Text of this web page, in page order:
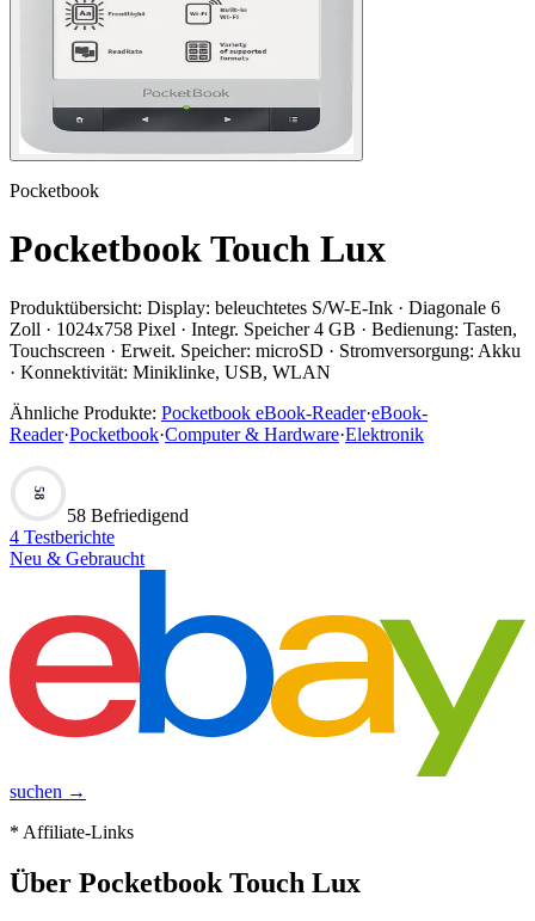
Pocketbook
Pocketbook Touch Lux
Produktübersicht: Display: beleuchtetes S/W-E-Ink · Diagonale 6
Zoll · 1024x758 Pixel · Integr. Speicher 4 GB · Bedienung: Tasten,
Touchscreen · Erweit. Speicher: microSD · Stromversorgung: Akku
· Konnektivität: Miniklinke, USB, WLAN
Ähnliche Produkte: Pocketbook eBook-Reader·eBook-
Reader·Pocketbook·Computer & Hardware·Elektronik
58
58 Befriedigend
4 Testberichte
Neu & Gebraucht
suchen →
* Affiliate-Links
Über Pocketbook Touch Lux